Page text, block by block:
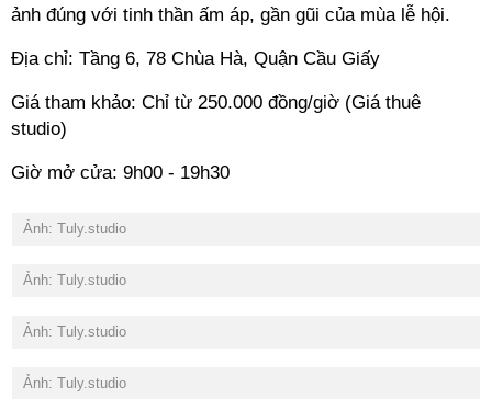
ảnh đúng với tinh thần ấm áp, gần gũi của mùa lễ hội.
Địa chỉ: Tầng 6, 78 Chùa Hà, Quận Cầu Giấy
Giá tham khảo: Chỉ từ 250.000 đồng/giờ (Giá thuê
studio)
Giờ mở cửa: 9h00 - 19h30
Ảnh: Tuly.studio
Ảnh: Tuly.studio
Ảnh: Tuly.studio
Ảnh: Tuly.studio